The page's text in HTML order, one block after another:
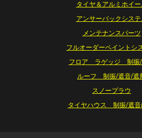
タイヤ＆アルミホイー
アンサーバックシステ
メンテナンスパーツ
フルオーダーペイントシ
フロア ラゲッジ 制振/
ルーフ 制振/遮音/遮
スノープラウ
タイヤハウス 制振/遮音